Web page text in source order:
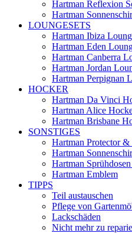
Hartman Reflexion
Hartman
LOUNGESETS
Hartman Ibiza
Hartman Eden
Hartman Canberra
Hartman Jordan
Hartman Perpignan
HOCKER
Hartman Da Vinci
Hartman Alice
Hartman Brisbane
SONSTIGES
Hartman Protector &
Hartman
Hartman
Hartman Emblem
TIPPS
Teil austauschen
Pflege von
Lackschäden
Nicht mehr zu